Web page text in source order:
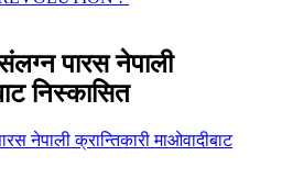
पारस नेपाली
निस्कासित